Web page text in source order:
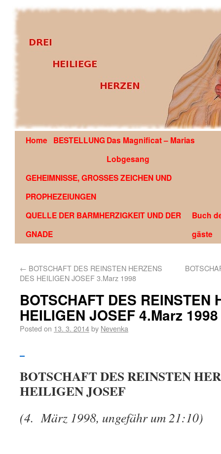
OFFENBARUNG AN EDSON GLAUBER DE SOUZA
Home BESTELLUNG Das Magnificat – Marias
Lobgesang
GEHEIMNISSE, GROSSES ZEICHEN UND
PROPHEZEIUNGEN
QUELLE DER BARMHERZIGKEIT UND DER
GNADE
Buch
gäste
← BOTSCHAFT DES REINSTEN HERZENS
DES HEILIGEN JOSEF 3.Marz 1998
BOTSCHAFT DES REINSTEN
HEILIGEN JOSEF 4.Marz 1998
Posted on 13. 3. 2014by Nevenka
BOTSCHAFT DES REINSTEN
HEILIGEN JOSEF
(4.März 1998, ungefähr um 21:10)